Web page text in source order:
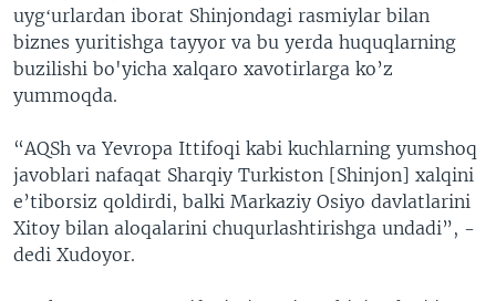
uygʻurlardan iborat Shinjondagi rasmiylar bilan
biznes yuritishga tayyor va bu yerda huquqlarning
buzilishi bo'yicha xalqaro xavotirlarga ko’z
yummoqda.
“AQSh va Yevropa Ittifoqi kabi kuchlarning yumshoq
javoblari nafaqat Sharqiy Turkiston [Shinjon] xalqini
e’tiborsiz qoldirdi, balki Markaziy Osiyo davlatlarini
Xitoy bilan aloqalarini chuqurlashtirishga undadi”, -
dedi Xudoyor.